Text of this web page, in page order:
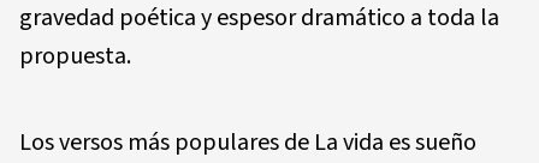
gravedad poética y espesor dramático a toda la
propuesta.
Los versos más populares de La vida es sueño